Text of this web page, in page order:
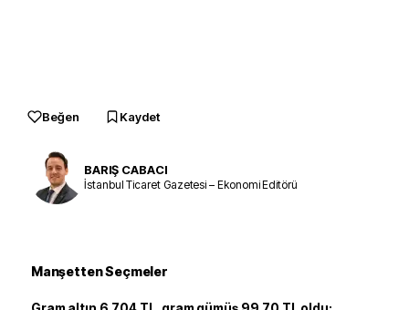
Beğen Kaydet
BARIŞ CABACI
İstanbul Ticaret Gazetesi – Ekonomi Editörü
Manşetten Seçmeler